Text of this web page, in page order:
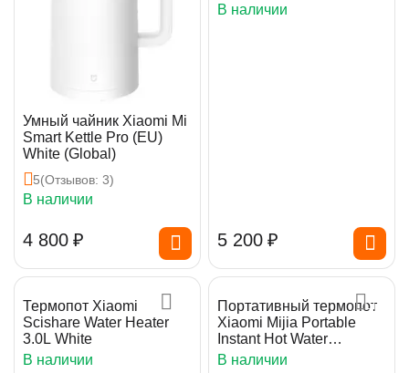
Умный чайник Xiaomi Mi
Smart Kettle Pro (EU)
White (Global)
5(Отзывов: 3)
В наличии
4 800 ₽
В наличии
5 200 ₽
Термопот Xiaomi
Scishare Water Heater
3.0L White
В наличии
Портативный термопот
Xiaomi Mijia Portable
Instant Hot Water
Dispenser
В наличии